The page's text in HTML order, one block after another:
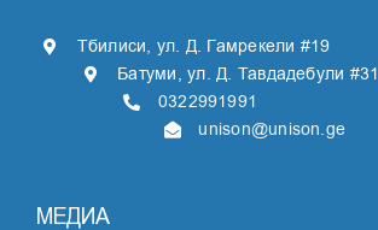
Тбилиси, ул. Д. Гамрекели #19
Батуми, ул. Д. Тавдадебули #31
0322991991
unison@unison.ge
МЕДИА